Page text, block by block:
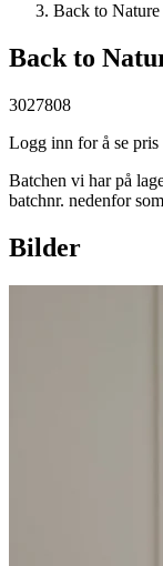
Back to
Back to
3027808
Logg inn for å se pris
Batchen vi har på
batchnr. nedenfor
Bilder